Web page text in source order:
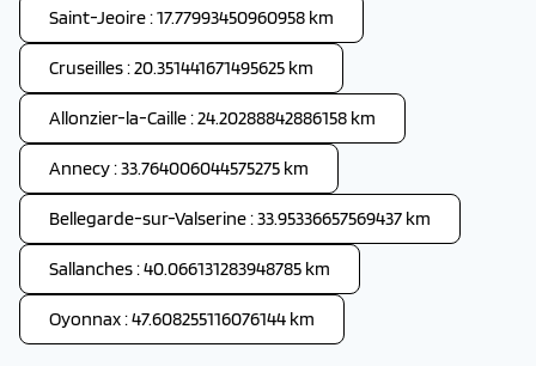
Saint-Jeoire : 17.77993450960958 km
Cruseilles : 20.351441671495625 km
Allonzier-la-Caille : 24.20288842886158 km
Annecy : 33.764006044575275 km
Bellegarde-sur-Valserine : 33.95336657569437 km
Sallanches : 40.066131283948785 km
Oyonnax : 47.608255116076144 km